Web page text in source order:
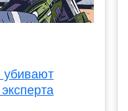
убивают